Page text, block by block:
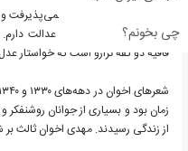
چی بخونم؟
اما اخوان این موضوع را
ایران نظر دارم. من عقده عدالت
قافیه دو کفه ترازو است که خواستار
زمان بود و بسیاری از جوانان روشنفکر
از زندگی رسیدند. مهدی اخوان ثالث